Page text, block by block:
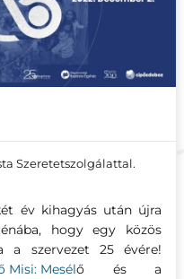
Szeretetszolgálattal.
év kihagyás után újra
hogy egy közös
a szervezet 25 évére!
Misi: Mesélő és a